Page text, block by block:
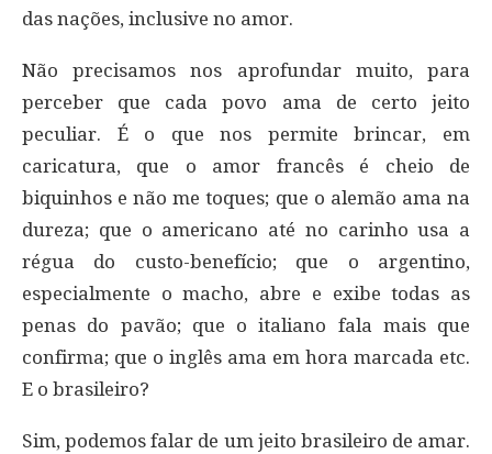
das nações, inclusive no amor.
Não precisamos nos aprofundar muito, para
perceber que cada povo ama de certo jeito
peculiar. É o que nos permite brincar, em
caricatura, que o amor francês é cheio de
biquinhos e não me toques; que o alemão ama na
dureza; que o americano até no carinho usa a
régua do custo-benefício; que o argentino,
especialmente o macho, abre e exibe todas as
penas do pavão; que o italiano fala mais que
confirma; que o inglês ama em hora marcada etc.
E o brasileiro?
Sim, podemos falar de um jeito brasileiro de amar.